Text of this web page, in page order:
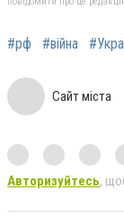
#рф #війна
Сайт міста
Авторизуйтесь,